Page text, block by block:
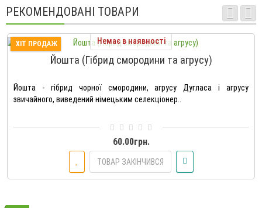
РЕКОМЕНДОВАНІ ТОВАРИ
ХІТ ПРОДАЖ Немає в наявності
Йошта (Гібрид смородини та агрусу)
Йошта - гібрид чорної смородини, агрусу Дугласа і агрусу
звичайного, виведений німецьким селекціонер..
60.00грн.
ТОВАР ЗАКІНЧИВСЯ